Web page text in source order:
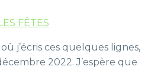
FÊTES
j’écris ces quelques lignes,
2022. J’espère que